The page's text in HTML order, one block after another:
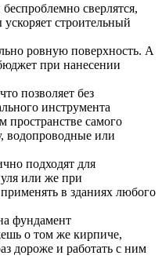
сверлятся,
строительный
ровную поверхность. А
при нанесении
позволяет без
инструмента
пространстве самого
водопроводные или
подходят для
или же при
в зданиях любого
фундамент
о том же кирпиче,
дороже и работать с ним